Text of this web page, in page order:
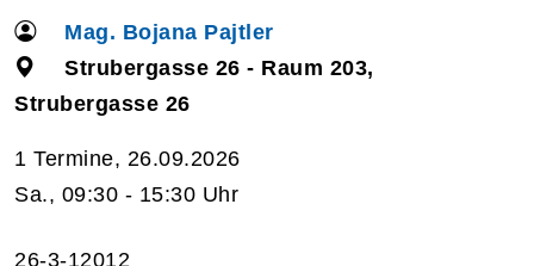
Mag. Bojana Pajtler
Strubergasse 26 - Raum 203,
Strubergasse 26
1 Termine, 26.09.2026
Sa., 09:30 - 15:30 Uhr
26-3-12012